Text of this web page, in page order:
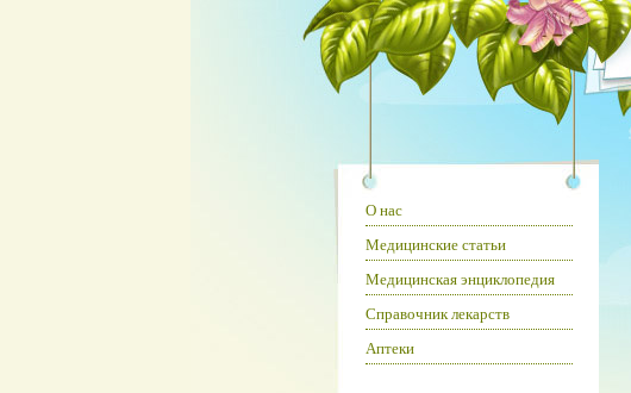
О нас
Медицинские статьи
Медицинская энциклопедия
Справочник лекарств
Аптеки